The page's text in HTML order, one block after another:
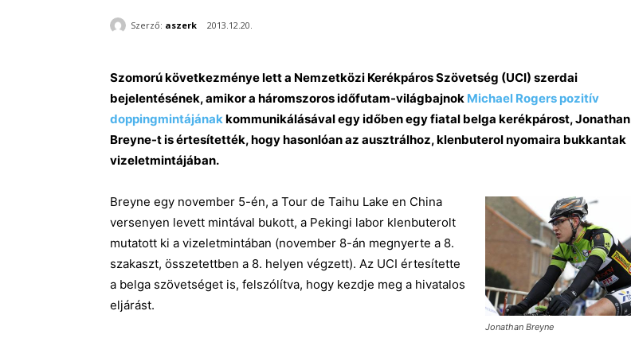
Szerző: aszerk 2013.12.20.
Szomorú következménye lett a Nemzetközi Kerékpáros Szövetség (UCI) szerdai
bejelentésének, amikor a háromszoros időfutam-világbajnok Michael Rogers pozitív
doppingmintájánakkommunikálásával egy időben egy fiatal belga kerékpárost, Jonathan
Breyne-t is értesítették, hogy hasonlóan az ausztrálhoz, klenbuterol nyomaira bukkantak
vizeletmintájában.
Jonathan Breyne
Breyne egy november 5-én, a Tour de Taihu Lake en China
versenyen levett mintával bukott, a Pekingi labor klenbuterolt
mutatott ki a vizeletmintában (november 8-án megnyerte a 8.
szakaszt, összetettben a 8. helyen végzett). Az UCI értesítette
a belga szövetséget is, felszólítva, hogy kezdje meg a hivatalos
eljárást.